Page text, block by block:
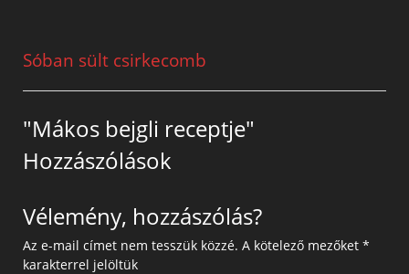
Sóban sült csirkecomb
"Mákos bejgli receptje"
Hozzászólások
Vélemény, hozzászólás?
Az e-mail címet nem tesszük közzé. A kötelező mezőket *
karakterrel jelöltük